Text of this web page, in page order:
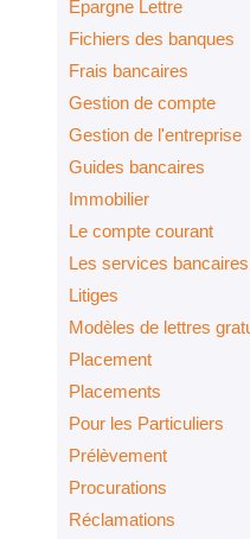
Epargne Lettre
Fichiers des banques
Frais bancaires
Gestion de compte
Gestion de l'entreprise
Guides bancaires
Immobilier
Le compte courant
Les services bancaires
Litiges
Modèles de lettres
Placement
Placements
Pour les Particuliers
Prélèvement
Procurations
Réclamations